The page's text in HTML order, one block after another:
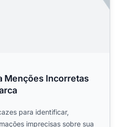
Menções Incorretas
para identificar,
imprecisas sobre sua